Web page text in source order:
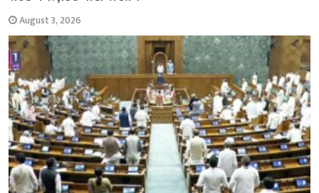
August 3, 2026